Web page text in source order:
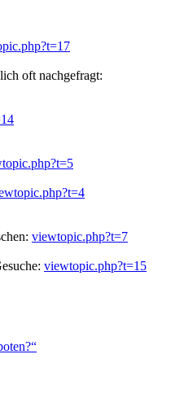
oft nachgefragt:
viewtopic.php?t=7
viewtopic.php?t=15